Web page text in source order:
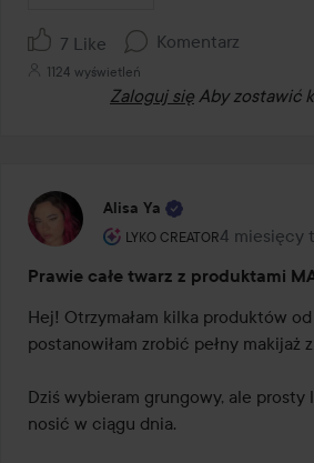
7 Like Komentarz
1124 wyświetleń
Zaloguj się Aby zostawić
Alisa Ya
LYKO CREATOR
Rola użytkownika: Lyko
4 miesięcy
Post
Prawie całe twarz z produktami
Hej! Otrzymałam kilka produktów
postanowiłam zrobić pełny makijaż
Dziś wybieram grungowy, ale prosty
nosić w ciągu dnia.